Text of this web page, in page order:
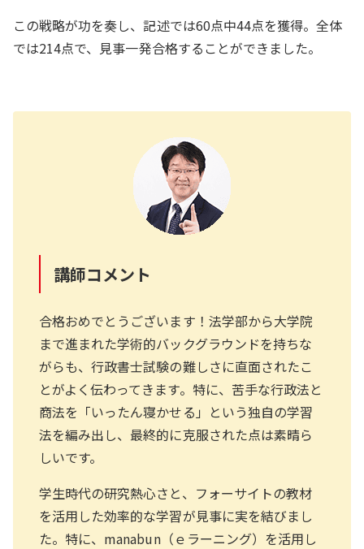
この戦略が功を奏し、記述では60点中44点を獲得。全体
では214点で、見事一発合格することができました。
講師コメント
合格おめでとうございます！法学部から大学院
まで進まれた学術的バックグラウンドを持ちな
がらも、行政書士試験の難しさに直面されたこ
とがよく伝わってきます。特に、苦手な行政法と
商法を「いったん寝かせる」という独自の学習
法を編み出し、最終的に克服された点は素晴ら
しいです。
学生時代の研究熱心さと、フォーサイトの教材
を活用した効率的な学習が見事に実を結びまし
た。特に、manabun（ｅラーニング）を活用し